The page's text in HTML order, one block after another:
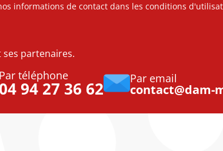
informations de contact dans les conditions
ses partenaires.
Par téléphone
94 27 36 62 Par email
contact@dam-